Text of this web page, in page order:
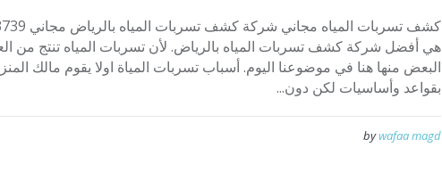
هي أفضل شركة كشف تسربات المياه بالرياض. لأن تسربات المياه تنتج من
البعض منها هنا في موضوعنا اليوم. أسباب تسربات المياة اولا يقوم مالك
بقواعد وأساسيات لكن دون...
bywafaa magd